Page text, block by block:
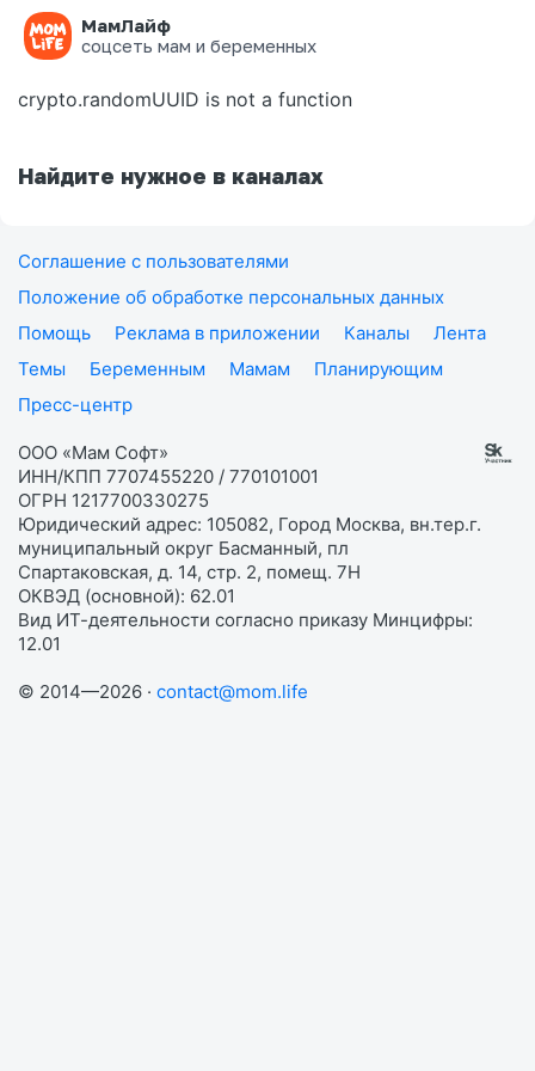
МамЛайф
соцсеть мам и беременных
Ошибка на странице
crypto.randomUUID is not a function
Найдите нужное в каналах
Соглашение с пользователями
Положение об обработке персональных данных
Помощь
Реклама в приложении Каналы
Лента
Темы
Беременным Мамам
Планирующим
Пресс-центр
ООО «Мам Софт»
ИНН/КПП 7707455220 / 770101001
ОГРН 1217700330275
Юридический адрес: 105082, Город Москва, вн.тер.г.
муниципальный округ Басманный, пл
Спартаковская, д. 14, стр. 2, помещ. 7Н
ОКВЭД (основной): 62.01
Вид ИТ-деятельности согласно приказу Минцифры:
12.01
© 2014—2026 · contact@mom.life